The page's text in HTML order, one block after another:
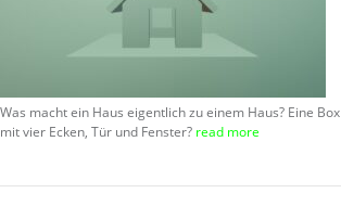
Was macht ein Haus eigentlich zu einem Haus? Eine Box
mit vier Ecken, Tür und Fenster? read more